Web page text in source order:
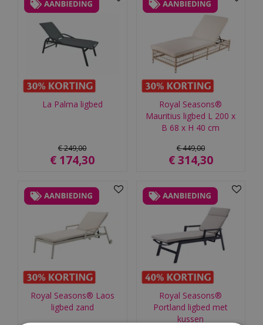
La Palma ligbed
€249,00
€ 174,30
Royal Seasons®
Mauritius ligbed L 200 x
B 68 x H 40 cm
€449,00
€ 314,30
Royal Seasons® Laos
ligbed zand
Royal Seasons®
Portland ligbed met
kussen